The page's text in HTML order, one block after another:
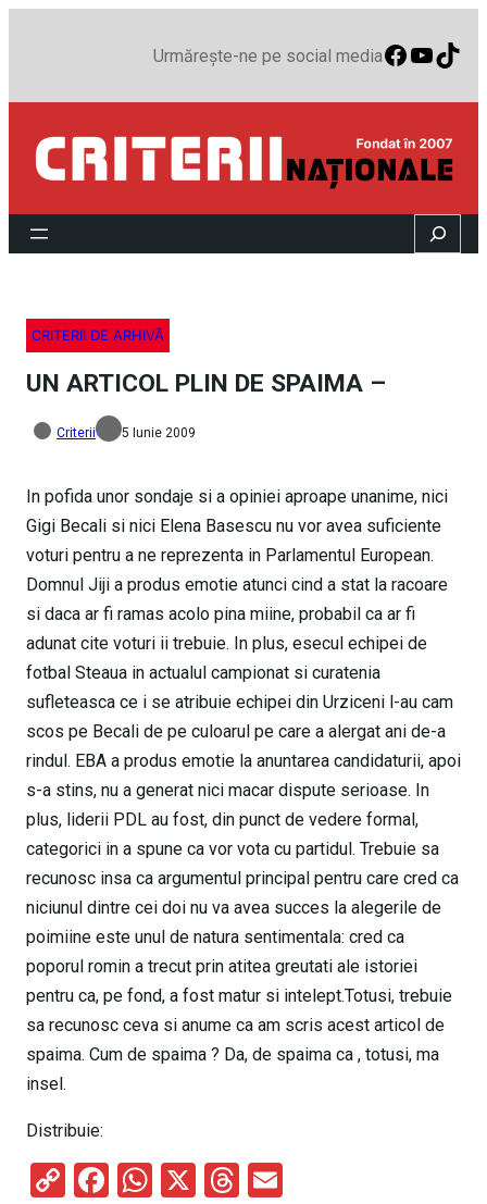
Urmărește-ne pe social media
Search
CRITERII DE ARHIVĂ
UN ARTICOL PLIN DE SPAIMA –
Criterii 5 Iunie 2009
In pofida unor sondaje si a opiniei aproape unanime, nici
Gigi Becali si nici Elena Basescu nu vor avea suficiente
voturi pentru a ne reprezenta in Parlamentul European.
Domnul Jiji a produs emotie atunci cind a stat la racoare
si daca ar fi ramas acolo pina miine, probabil ca ar fi
adunat cite voturi ii trebuie. In plus, esecul echipei de
fotbal Steaua in actualul campionat si curatenia
sufleteasca ce i se atribuie echipei din Urziceni l-au cam
scos pe Becali de pe culoarul pe care a alergat ani de-a
rindul. EBA a produs emotie la anuntarea candidaturii, apoi
s-a stins, nu a generat nici macar dispute serioase. In
plus, liderii PDL au fost, din punct de vedere formal,
categorici in a spune ca vor vota cu partidul. Trebuie sa
recunosc insa ca argumentul principal pentru care cred ca
niciunul dintre cei doi nu va avea succes la alegerile de
poimiine este unul de natura sentimentala: cred ca
poporul romin a trecut prin atitea greutati ale istoriei
pentru ca, pe fond, a fost matur si intelept.Totusi, trebuie
sa recunosc ceva si anume ca am scris acest articol de
spaima. Cum de spaima ? Da, de spaima ca , totusi, ma
insel.
Distribuie:
C
F
W X
T